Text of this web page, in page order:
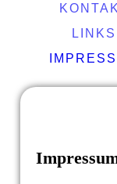
LINKS